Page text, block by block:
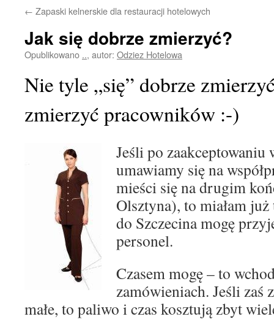
← Zapaski kelnerskie dla restauracji hotelowych
Jak się dobrze zmierzyć?
Opublikowano .., autor: Odziez Hotelowa
Nie tyle „się” dobrze
zmierzyć pracowników :-)
Jeśli po zaakceptowaniu
umawiamy się na
mieści się na drugim
Olsztyna), to miałam
do Szczecina mogę
personel.
Czasem mogę – to
zamówieniach. Jeśli zaś
małe, to paliwo i czas kosztują zbyt